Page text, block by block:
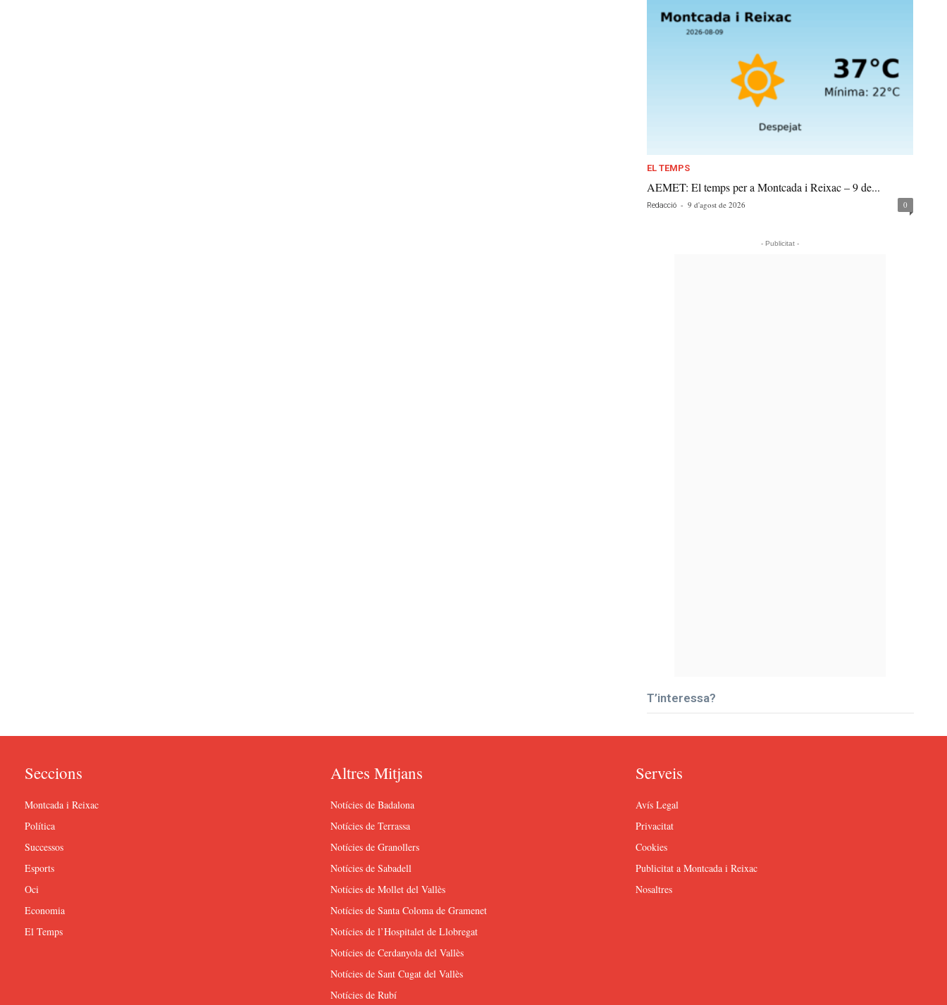
EL TEMPS
AEMET: El temps per a Montcada i Reixac – 9 de...
Redacció - 9 d'agost de 2026 0
- Publicitat -
T’interessa?
Seccions
Montcada i Reixac
Política
Successos
Esports
Oci
Economia
El Temps
Altres Mitjans
Notícies de Badalona
Notícies de Terrassa
Notícies de Granollers
Notícies de Sabadell
Notícies de Mollet del Vallès
Notícies de Santa Coloma de Gramenet
Notícies de l’Hospitalet de Llobregat
Notícies de Cerdanyola del Vallès
Notícies de Sant Cugat del Vallès
Notícies de Rubí
Serveis
Avís Legal
Privacitat
Cookies
Publicitat a Montcada i Reixac
Nosaltres